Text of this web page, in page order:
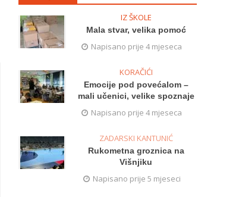
IZ ŠKOLE
Mala stvar, velika pomoć
Napisano prije 4 mjeseca
KORAČIĆI
Emocije pod povećalom –
mali učenici, velike spoznaje
Napisano prije 4 mjeseca
ZADARSKI KANTUNIĆ
Rukometna groznica na
Višnjiku
Napisano prije 5 mjeseci